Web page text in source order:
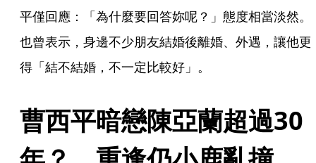
平僅回應：「為什麼要回答妳呢？」態度相當淡然。
也曾表示，身邊不少朋友結婚後離婚、外遇，讓他更
得「結不結婚，不一定比較好」。
曹西平暗戀陳亞蘭超過30